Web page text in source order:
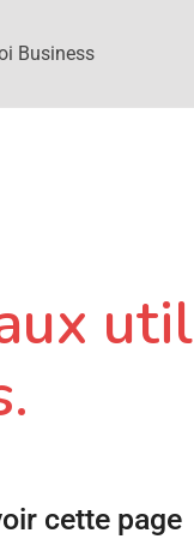
Business
cette page